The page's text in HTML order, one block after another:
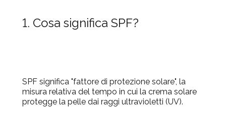
1. Cosa significa SPF?
SPF significa "fattore di protezione solare", la
misura relativa del tempo in cui la crema solare
protegge la pelle dai raggi ultravioletti (UV).